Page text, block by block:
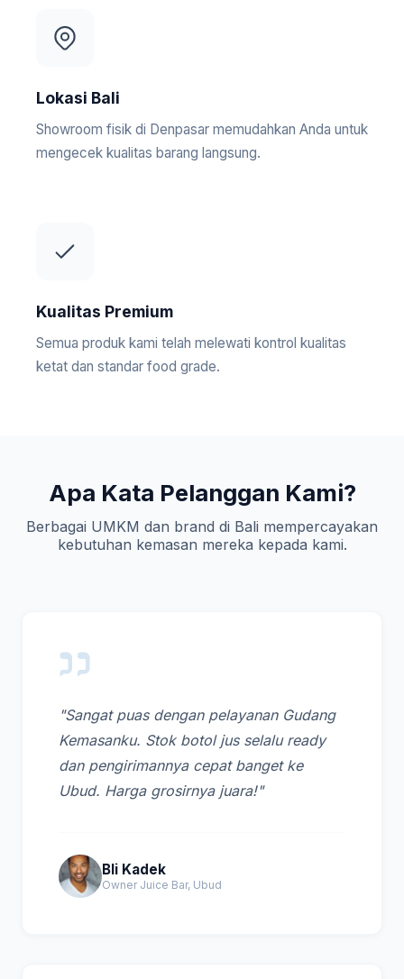
Lokasi Bali
Showroom fisik di Denpasar memudahkan Anda untuk
mengecek kualitas barang langsung.
Kualitas Premium
Semua produk kami telah melewati kontrol kualitas
ketat dan standar food grade.
Apa Kata Pelanggan Kami?
Berbagai UMKM dan brand di Bali mempercayakan
kebutuhan kemasan mereka kepada kami.
"Sangat puas dengan pelayanan Gudang
Kemasanku. Stok botol jus selalu ready
dan pengirimannya cepat banget ke
Ubud. Harga grosirnya juara!"
Bli Kadek
Owner Juice Bar, Ubud